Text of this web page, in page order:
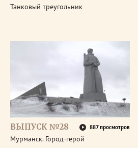
Танковый треугольник
ВЫПУСК №28 887 просмотров
Мурманск. Город-герой